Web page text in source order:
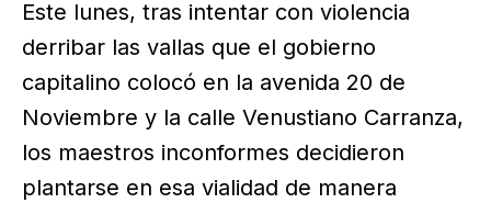
Este lunes, tras intentar con violencia
derribar las vallas que el gobierno
capitalino colocó en la avenida 20 de
Noviembre y la calle Venustiano Carranza,
los maestros inconformes decidieron
plantarse en esa vialidad de manera